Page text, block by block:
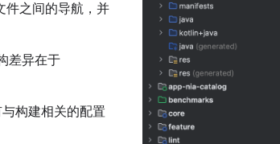
件之间的导航，并
差异在于
构建相关的配置